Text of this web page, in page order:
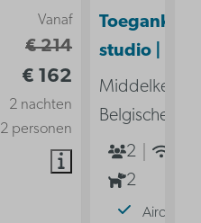
Vanaf
€ 214
€ 162
2 nachten
2 personen
studio | 2p
Middelkerke,
Belgische
2
2